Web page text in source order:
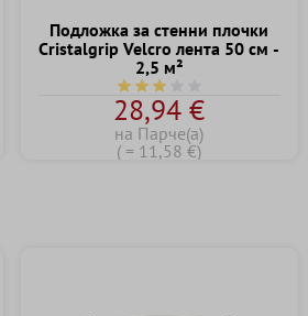
Подложка за стенни плочки
Cristalgrip Velcro лента 50 см -
2,5 м²
Средна оценка за 3 от 5
28,94 €
на Парче(а)
( = 11,58 €)